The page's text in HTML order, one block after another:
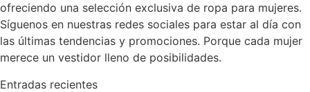
ofreciendo una selección exclusiva de ropa para mujeres.
Síguenos en nuestras redes sociales para estar al día con
las últimas tendencias y promociones. Porque cada mujer
merece un vestidor lleno de posibilidades.
Entradas recientes